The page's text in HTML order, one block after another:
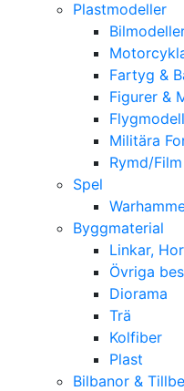
Plastmodeller
Fartyg &
Figurer &
Militära
Rymd/Film
Spel
Byggmaterial
Linkar,
Övriga
Diorama
Trä
Kolfiber
Plast
Bilbanor &